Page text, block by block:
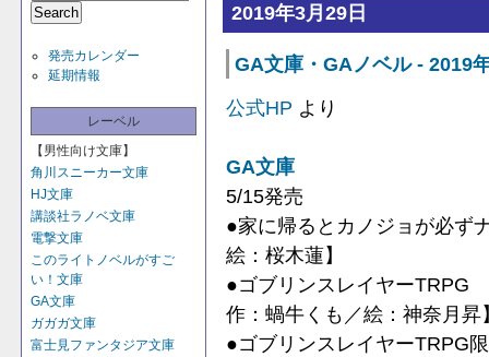
発売カレンダー
延期情報
レーベル
【男性向け文庫】
角川スニーカー文庫
HJ文庫
講談社ラノベ文庫
電撃文庫
このライトノベルがすご
い！文庫
GA文庫
ガガガ文庫
富士見ファンタジア文庫
2019年3月29日
GA文庫・GAノベル - 2019
公式HP より
GA文庫
5/15発売
●家に帰るとカノジョが必
絵：桜木蓮】
●ゴブリンスレイヤーTRPG
作：蝸牛くも／絵：神奈月昇
●ゴブリンスレイヤーTRPG